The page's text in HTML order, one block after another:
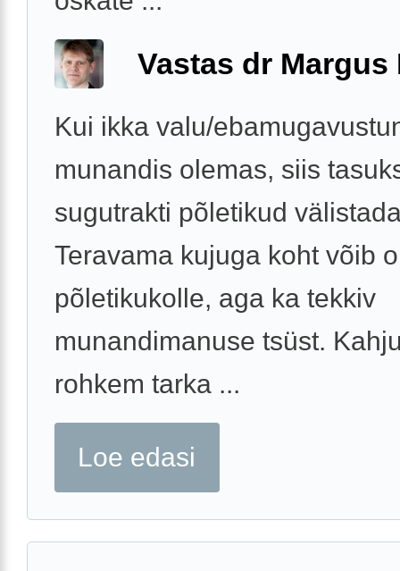
Vastas dr Margus
Kui ikka valu/
munandis olemas, siis
sugutrakti põletikud
Teravama kujuga koht võib
põletikukolle, aga ka tekkiv
munandimanuse tsüst.
rohkem tarka ...
Loe edasi